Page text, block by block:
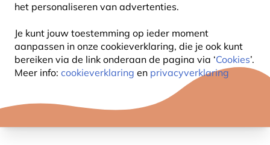
het personaliseren van advertenties.
Je kunt jouw toestemming op ieder moment
aanpassen in onze cookieverklaring, die je ook kunt
bereiken via de link onderaan de pagina via ‘Cookies’.
Meer info: cookieverklaring en privacyverklaring